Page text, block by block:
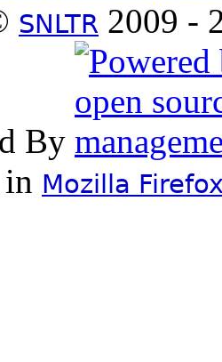
SNLTR 2009 -
By
Mozilla